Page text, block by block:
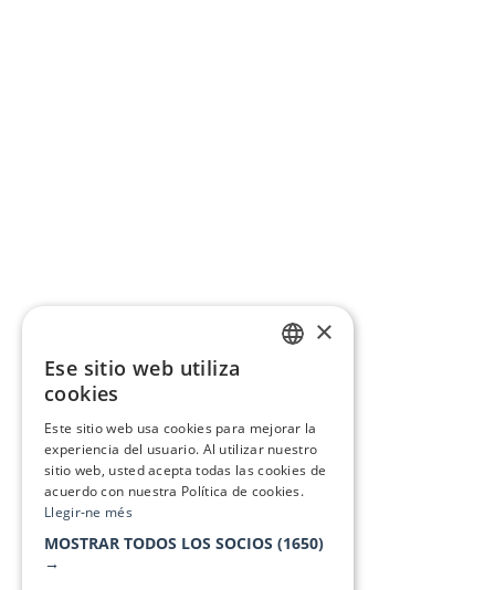
×
Ese sitio web utiliza
cookies
Este sitio web usa cookies para mejorar la
experiencia del usuario. Al utilizar nuestro
sitio web, usted acepta todas las cookies de
acuerdo con nuestra Política de cookies.
Llegir-ne més
MOSTRAR TODOS LOS SOCIOS (1650)
→